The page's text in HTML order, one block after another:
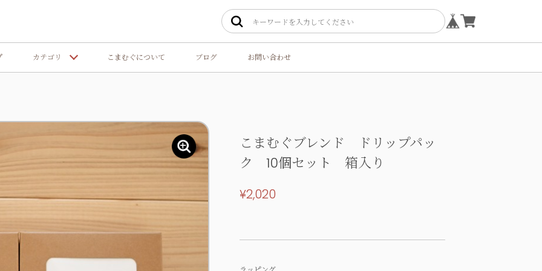
カテゴリ こまむぐについて ブログ お問い合わせ
こまむぐブレンド ドリップパッ
ク 10個セット 箱入り
¥2,020